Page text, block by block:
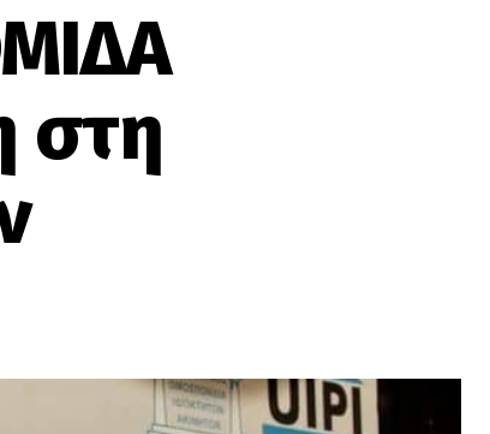
στη